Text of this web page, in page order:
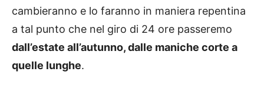
cambieranno e lo faranno in maniera repentina
a tal punto che nel giro di 24 ore passeremo
dall’estate all’autunno, dalle maniche corte a
quelle lunghe.